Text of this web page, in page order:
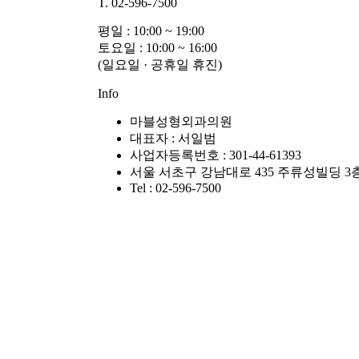
평일 : 10:00 ~ 19:00
토요일 : 10:00 ~ 16:00
(일요일 · 공휴일 휴진)
Info
마블성형외과의원
대표자 : 서일범
사업자등록번호 : 301-44-61393
서울 서초구 강남대로 435 주류성빌딩 3
Tel : 02-596-7500